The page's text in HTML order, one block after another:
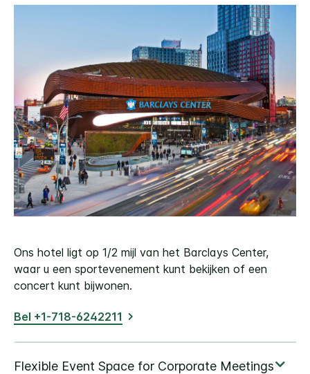
Ons hotel ligt op 1/2 mijl van het Barclays Center,
waar u een sportevenement kunt bekijken of een
concert kunt bijwonen.
Bel +1-718-6242211